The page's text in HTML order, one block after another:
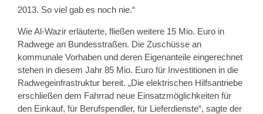
2013. So viel gab es noch nie.“
Wie Al-Wazir erläuterte, fließen weitere 15 Mio. Euro in
Radwege an Bundesstraßen. Die Zuschüsse an
kommunale Vorhaben und deren Eigenanteile eingerechnet
stehen in diesem Jahr 85 Mio. Euro für Investitionen in die
Radwegeinfrastruktur bereit. „Die elektrischen Hilfsantriebe
erschließen dem Fahrrad neue Einsatzmöglichkeiten für
den Einkauf, für Berufspendler, für Lieferdienste“, sagte der